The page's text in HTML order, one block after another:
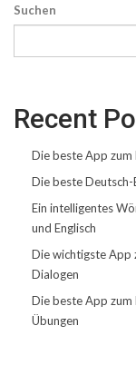
Suchen
Recent
Die beste App
Die beste
Ein intelligentes
und Englisch
Die wichtigste App
Dialogen
Die beste App
Übungen